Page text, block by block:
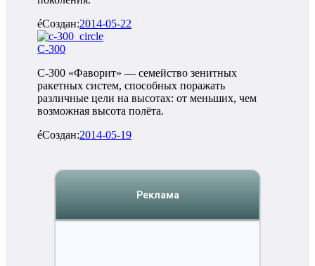
Создан:2014-05-22
С-300
С-300 «Фаворит» — семейство зенитных
ракетных систем, способных поражать
различные цели на высотах: от меньших, чем
возможная высота полёта.
Создан:2014-05-19
Реклама